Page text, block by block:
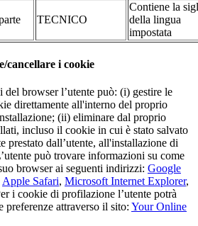
TECNICO
Contiene la
della lingua
impostata
cancellare i cookie
browser l’utente può: (i) gestire le
direttamente all'interno del proprio
(ii) eliminare dal proprio
incluso il cookie in cui è stato salvato
prestato dall’utente, all'installazione di
può trovare informazioni su come
browser ai seguenti indirizzi: Google
Apple Safari, Microsoft Internet Explorer,
i cookie di profilazione l’utente potrà
preferenze attraverso il sito: Your Online